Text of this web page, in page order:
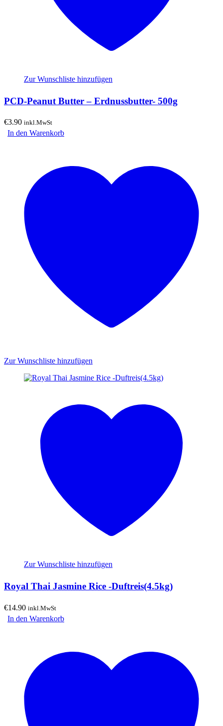
Zur Wunschliste hinzufügen
PCD-Peanut Butter – Erdnussbutter- 500g
€3.90 inkl.MwSt
In den Warenkorb
Zur Wunschliste hinzufügen
Zur Wunschliste hinzufügen
Royal Thai Jasmine Rice -Duftreis(4.5kg)
€14.90 inkl.MwSt
In den Warenkorb